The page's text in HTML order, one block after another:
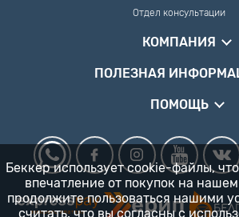
Отдел консультации
КОМПАНИЯ
ПОЛЕЗНАЯ
ПОМОЩЬ
Беккер использует cookie-файлы,
впечатление от покупок на
продолжите пользоваться нашими
считать, что вы согласны с